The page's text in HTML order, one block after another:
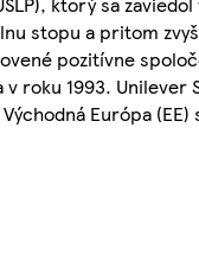
stopu a pritom
pozitívne
roku 1993.
Európa